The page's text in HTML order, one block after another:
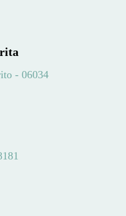
- 06034